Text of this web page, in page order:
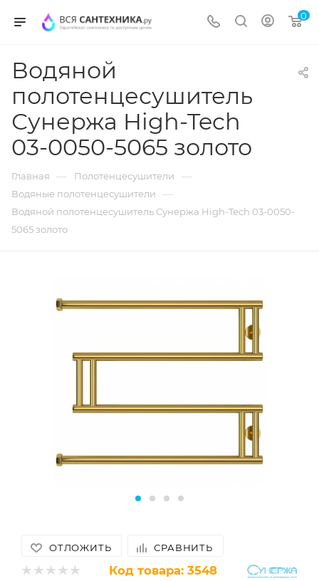
0
Водяной
полотенцесушитель
Сунержа High-Tech
03-0050-5065 золото
Главная — Полотенцесушители —
Водяные полотенцесушители —
Водяной полотенцесушитель Сунержа High-Tech 03-0050-
5065 золото
ОТЛОЖИТЬ СРАВНИТЬ
Код товара: 3548